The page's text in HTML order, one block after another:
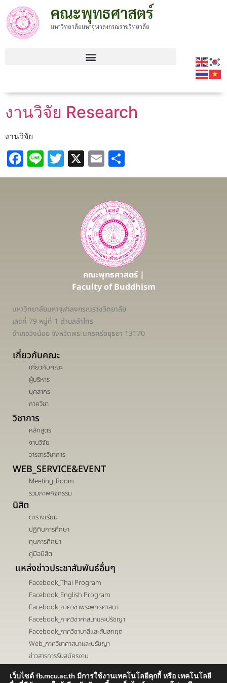
คณะพุทธศาสตร์
มหาวิทยาลัยมหาจุฬาลงกรณราชวิทยาลัย
งานวิจัย Research
งานวิจัย
Facebook
LineTwitter
X Email
คณะพุทธศาสตร์ |
Faculty of Buddhism
มหาวิทยาลัยมหาจุฬาลงกรณราชวิทยาลัย
เลขที่ 79 หมู่ที่ 1 ตำบลลำไทร
อำเภอวังน้อย จังหวัดพระนครศรีอยุธยา 13170
เกี่ยวกับคณะ
เกี่ยวกับคณะ
ผู้บริหาร
บุคลากร
ภาควิชา
วิชาการ
หลักสูตร
งานวิจัย
วารสารวิชาการ
WEB_SERVICE&EVENT
Meeting_Room
รวมภาพกิจกรรม
นิสิต
ตารางเรียน
ปฏิทินการศึกษา
ทุนการศึกษา
คู่มือนิสิต
แหล่งข่าวประชาสัมพันธ์อื่นๆ
Facebook_Thai Program
Facebook_English Program
Facebook_ภาควิชาพระพุทธศาสนา
Facebook_ภาควิชาศาสนาและปรัชญา
Facebook_ภาควิชาบาลีและสันสกฤต
Web_ภาควิชาศาสนาและปรัชญา
ข่าวสารการรับสมัครงาน
เส้นทาง -> ติดต่อ ->
เว็บไซด์ fb.mcu.ac.th มีการใช้งานเทคโนโลยีคุกกี้ หรือ เทคโนโลยี